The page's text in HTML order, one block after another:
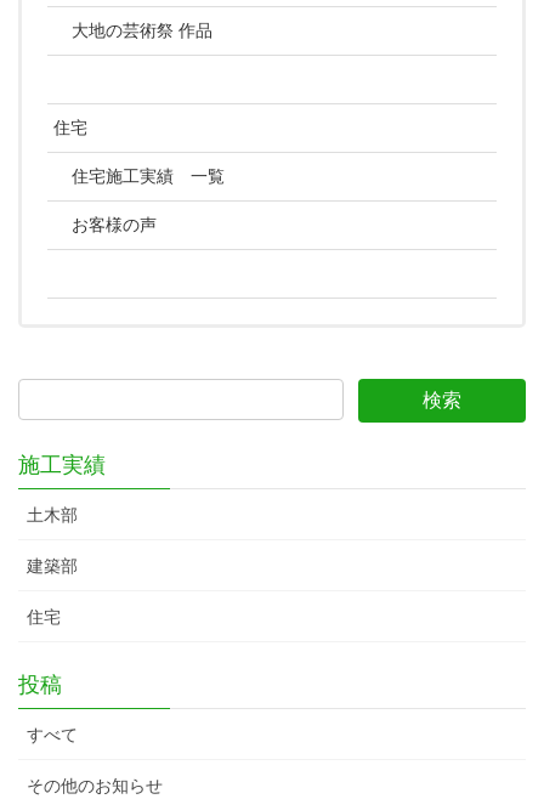
大地の芸術祭 作品
住宅
住宅施工実績 一覧
お客様の声
施工実績
土木部
建築部
住宅
投稿
すべて
その他のお知らせ